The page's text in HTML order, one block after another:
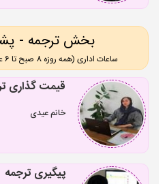
بخش ترجمه -
ساعات اداری (همه روزه 8 صبح تا 6 عصر، پنج شنبه ها تا 3 عصر )
قیمت گذاری
خانم عیدی
پیگیری ترجمه